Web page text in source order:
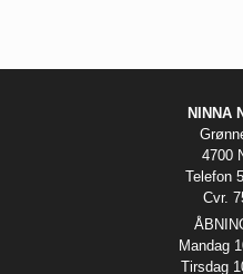
NINNA
4700
Telefon
Cvr.
Mandag
Tirsdag